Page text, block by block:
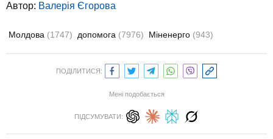
Автор: Валерія Єгорова
Молдова (1747) допомога (7976) Міненерго (943)
ПОДІЛИТИСЯ:
Мені подобається
ПІДСУМУВАТИ: